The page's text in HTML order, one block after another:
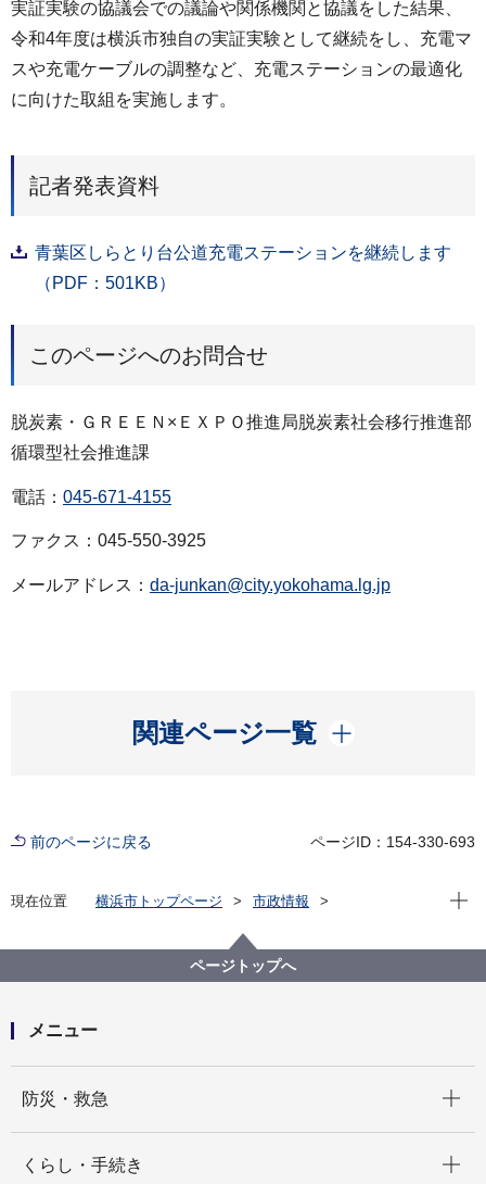
実証実験の協議会での議論や関係機関と協議をした結果、
令和4年度は横浜市独自の実証実験として継続をし、充電マ
スや充電ケーブルの調整など、充電ステーションの最適化
に向けた取組を実施します。
記者発表資料
青葉区しらとり台公道充電ステーションを継続します
（PDF：501KB）
このページへのお問合せ
脱炭素・ＧＲＥＥＮ×ＥＸＰＯ推進局脱炭素社会移行推進部
循環型社会推進課
電話： 045-671-4155
ファクス：045-550-3925
メールアドレス： da-junkan@city.yokohama.lg.jp
関連ページ一覧
開く
前のページに戻る ページID：154-330-693
現在位置 横浜市トップページ
市政情報
脱炭素・GREEN×EXPO推進局
記者発表 2021年度
青葉区しらとり台公道充電ステーションを継続します
現在
ページトップへ
メニュー
防災・救急
くらし・手続き